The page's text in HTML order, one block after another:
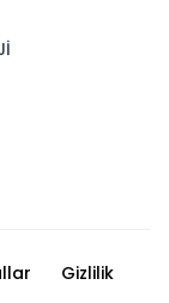
Gizlilik